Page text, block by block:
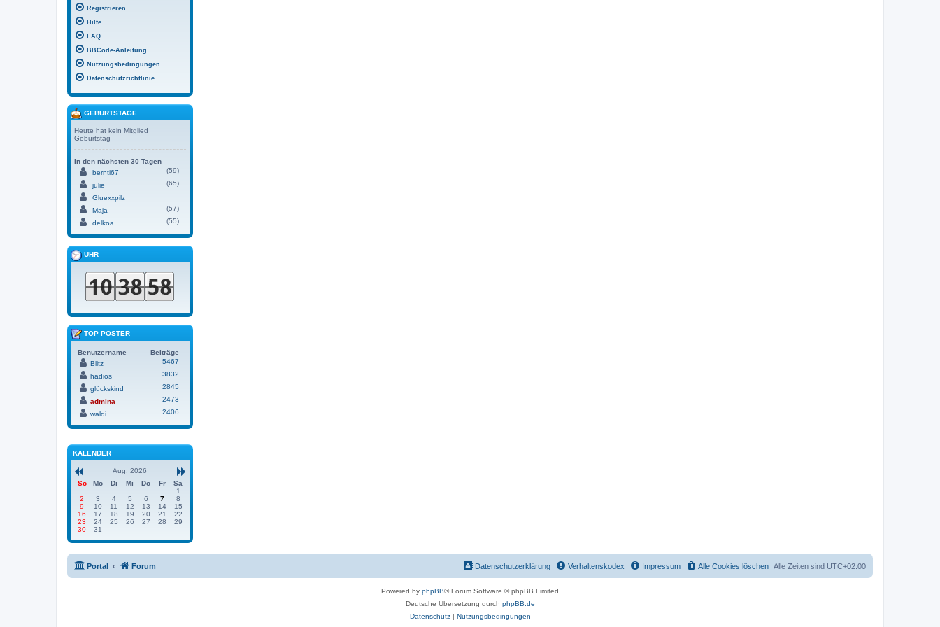
Registrieren
Hilfe
FAQ
BBCode-Anleitung
Nutzungsbedingungen
Datenschutzrichtlinie
GEBURTSTAGE
Heute hat kein Mitglied
Geburtstag
In den nächsten 30 Tagen
bernti67
(59)
julie
(65)
Gluexxpilz
Maja
(57)
delkoa
(55)
UHR
TOP POSTER
Benutzername
Beiträge
Blitz
5467
hadios
3832
glückskind
2845
admina
2473
waldi
2406
KALENDER
Aug. 2026
So
Mo Di Mi Do Fr
Sa
1
2
3 4 5 6 7
8
9
10 11 12 13 14
15
16
17 18 19 20 21
22
23
24 25 26 27 28
29
30
31
Portal Forum Alle Zeiten sind UTC+02:00
Alle Cookies löschen
Impressum
Verhaltenskodex
Datenschutzerklärung
Powered by phpBB® Forum Software © phpBB Limited
Deutsche Übersetzung durch phpBB.de
Datenschutz| Nutzungsbedingungen